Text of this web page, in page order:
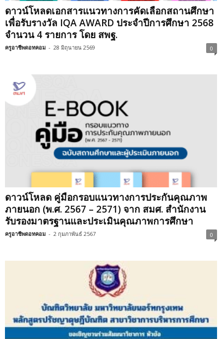
ดาวน์โหลดเอกสารแนวทางการคัดเลือกสถานศึกษา
เพื่อรับรางวัล IQA AWARD ประจำปีการศึกษา 2568
จำนวน 4 รายการ โดย สพฐ.
ครูอาชีพดอทคอม - 28 มิถุนายน 2569 0
ดาวน์โหลด คู่มือกรอบแนวทางการประกันคุณภาพ
ภายนอก (พ.ศ. 2567 – 2571) จาก สมศ. สำนักงาน
รับรองมาตรฐานและประเมินคุณภาพการศึกษา
ครูอาชีพดอทคอม - 2 กุมภาพันธ์ 2567 0